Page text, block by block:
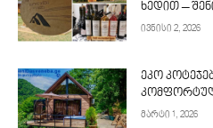
ხედით –
ივნისი 2, 2026
ეკო
მარტი 1, 2026